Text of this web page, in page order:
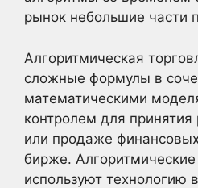
рынок небольшие части
Алгоритмическая
сложные формулы в
математическими
контролем для
или продаже
бирже.
используют технологию